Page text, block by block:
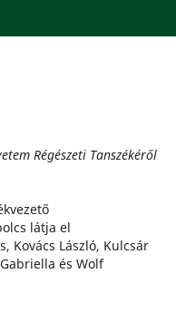
Régészeti Tanszékéről
látja el
Kovács László, Kulcsár
és Wolf